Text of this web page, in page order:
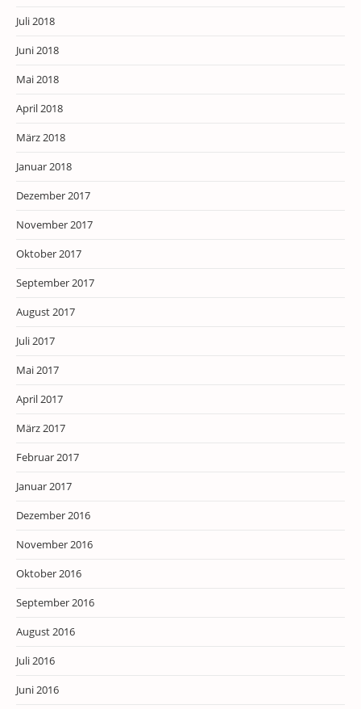
Juli 2018
Juni 2018
Mai 2018
April 2018
März 2018
Januar 2018
Dezember 2017
November 2017
Oktober 2017
September 2017
August 2017
Juli 2017
Mai 2017
April 2017
März 2017
Februar 2017
Januar 2017
Dezember 2016
November 2016
Oktober 2016
September 2016
August 2016
Juli 2016
Juni 2016